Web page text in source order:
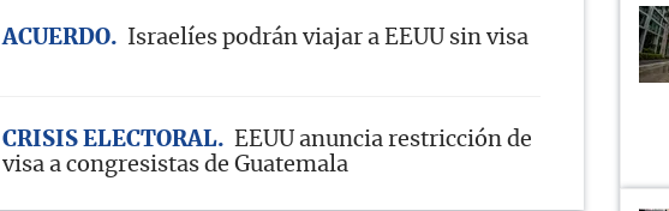
ACUERDO Israelíes podrán viajar a EEUU sin visa
CRISIS ELECTORAL
EEUU anuncia restricción de
visa a congresistas de Guatemala